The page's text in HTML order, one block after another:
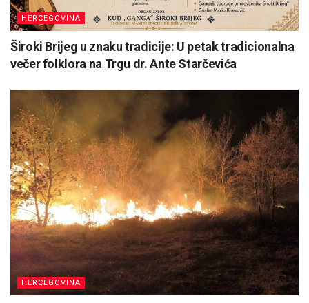
HERCEGOVINA
Široki Brijeg u znaku tradicije: U petak tradicionalna
večer folklora na Trgu dr. Ante Starčevića
HERCEGOVINA